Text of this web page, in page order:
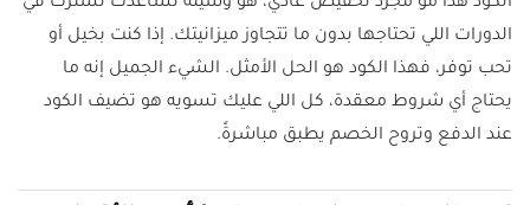
الدورات اللي تحتاجها بدون ما تتجاوز ميزانيتك. إذا كنت بخيل أو
تحب توفر، فهذا الكود هو الحل الأمثل. الشيء الجميل إنه ما
يحتاج أي شروط معقدة، كل اللي عليك تسويه هو تضيف الكود
عند الدفع وتروح الخصم يطبق مباشرةً.